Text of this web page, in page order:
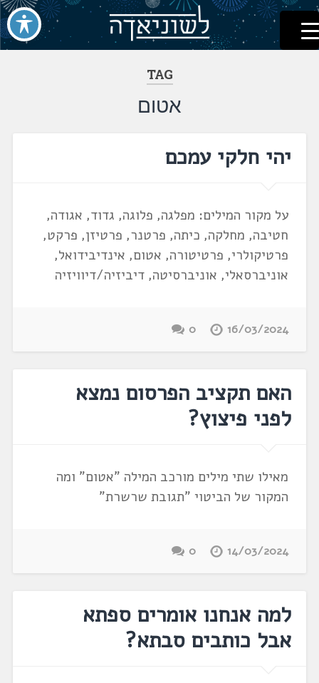
דלג
לתוכן
לשוניאדה
עברית. לשון. שפה
TAG
אטום
יהי חלקי עמכם
על מקור המילים: מפלגה, פלוגה, גדוד, אגודה,
חטיבה, מחלקה, כיתה, פרטנר, פרטיזן, פרקט,
פרטיקולרי, פרטיטורה, אטום, אינדיבידואל,
אוניברסאלי, אוניברסיטה, דיביזיה/דיוויזיה
16/03/2024
0
האם תקציב הפרסום נמצא
לפני פיצוץ?
מאילו שתי מילים מורכב המילה "אטום" ומה
המקור של הביטוי "תגובת שרשרת"
14/03/2024
0
למה אנחנו אומרים ספתא
אבל כותבים סבתא?